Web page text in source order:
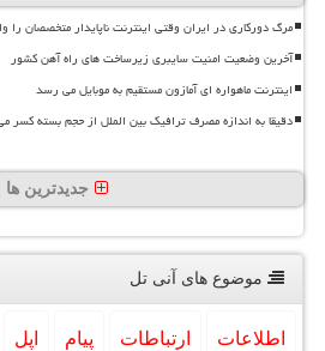
مرگ دورکاری در ایران وقتی اینترنت ناپایدار متخصصان را
آخرین وضعیت امنیت سایبری زیرساخت های راه آهن کشور
اینترنت ماهواره ای آمازون مستقیم به موبایل می رسد
دقیقا به اندازه مصرف ترافیک بین الملل از حجم بسته کسر
جدیدترین ها
موضوع های آنی تل
اطلاعات ارتباطات پیام اپل